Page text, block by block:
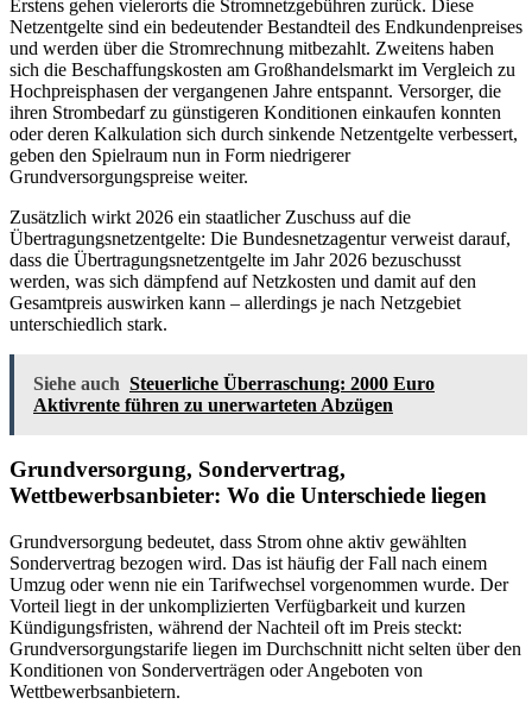
Erstens gehen vielerorts die Stromnetzgebühren zurück. Diese
Netzentgelte sind ein bedeutender Bestandteil des Endkundenpreises
und werden über die Stromrechnung mitbezahlt. Zweitens haben
sich die Beschaffungskosten am Großhandelsmarkt im Vergleich zu
Hochpreisphasen der vergangenen Jahre entspannt. Versorger, die
ihren Strombedarf zu günstigeren Konditionen einkaufen konnten
oder deren Kalkulation sich durch sinkende Netzentgelte verbessert,
geben den Spielraum nun in Form niedrigerer
Grundversorgungspreise weiter.
Zusätzlich wirkt 2026 ein staatlicher Zuschuss auf die
Übertragungsnetzentgelte: Die Bundesnetzagentur verweist darauf,
dass die Übertragungsnetzentgelte im Jahr 2026 bezuschusst
werden, was sich dämpfend auf Netzkosten und damit auf den
Gesamtpreis auswirken kann – allerdings je nach Netzgebiet
unterschiedlich stark.
Siehe auch Steuerliche Überraschung: 2000 Euro
Aktivrente führen zu unerwarteten Abzügen
Grundversorgung, Sondervertrag,
Wettbewerbsanbieter: Wo die Unterschiede liegen
Grundversorgung bedeutet, dass Strom ohne aktiv gewählten
Sondervertrag bezogen wird. Das ist häufig der Fall nach einem
Umzug oder wenn nie ein Tarifwechsel vorgenommen wurde. Der
Vorteil liegt in der unkomplizierten Verfügbarkeit und kurzen
Kündigungsfristen, während der Nachteil oft im Preis steckt:
Grundversorgungstarife liegen im Durchschnitt nicht selten über den
Konditionen von Sonderverträgen oder Angeboten von
Wettbewerbsanbietern.